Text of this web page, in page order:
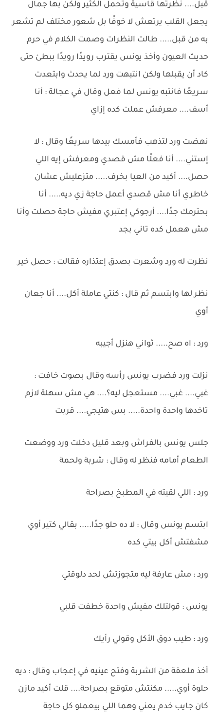
قبل.... نظرتها قاسية وتحمل الكثير ولكن بها جمال
يجعل القلب يرتعش لا خوفًا بل شعور مختلف لم تشعر
به من قبل..... طالت النظرات وصمت الكلام في حرم
حديث العيون وأخذ يونس يقترب رويدًا رويدًا ببطئ حتى
كاد أن يقبلها ولكن انتبهت ورد لما يحدث وابتعدت
سريعًا فانتبه يونس لما فعل وقال في عجالة : أنا
أسف.... معرفش عملت كده إزاي
نهضت ورد لتذهب فأمسك بيدها سريعًا وقال : لا
إستني.... أنا فعلًا مش قصدي ومعرفش إيه اللي
حصل.... أكيد من العيا بخرف..... متزعليش عشان
خاطري أنا مش قصدي أعمل حاجة زي ديه..... أنا
بحترمك جدًا.... أرجوكي إعتبري مفيش حاجة حصلت وأنا
مش هعمل كده تاني بجد
نظرت له ورد وشعرت بصدق إعتذاره فقالت : حصل خير
نظر لها وابتسم ثم قال : كنتي عاملة أكل.... أنا جعان
أوي
ورد : اه صح..... ثواني هنزل أجيبه
نزلت ورد فضرب يونس رأسه وقال بصوت خافت :
غبي.... غبي.... مستعجل ليه؟.... هي مش سهلة لازم
تاخدها واحدة واحدة..... بس هتيجي.... قربت
جلس يونس بالفراش وبعد قليل دخلت ورد ووضعت
الطعام أمامه فنظر له وقال : شربة ولحمة
ورد : اللي لقيته في المطبخ بصراحة
ابتسم يونس وقال : لا ده حلو جدًا..... بقالي كتير أوي
مشفتش أكل بيتي كده
ورد : مش عارفة ليه متجوزتش لحد دلوقتي
يونس : قولتلك مفيش واحدة خطفت قلبي
ورد : طيب دوق الأكل وقولي رأيك
أخذ ملعقة من الشربة وفتح عينيه في إعجاب وقال : ديه
حلوة أوي..... مكنتش متوقع بصراحة.... قلت أكيد مازن
كان جايب خدم يعني وهما اللي بيعملو كل حاجة